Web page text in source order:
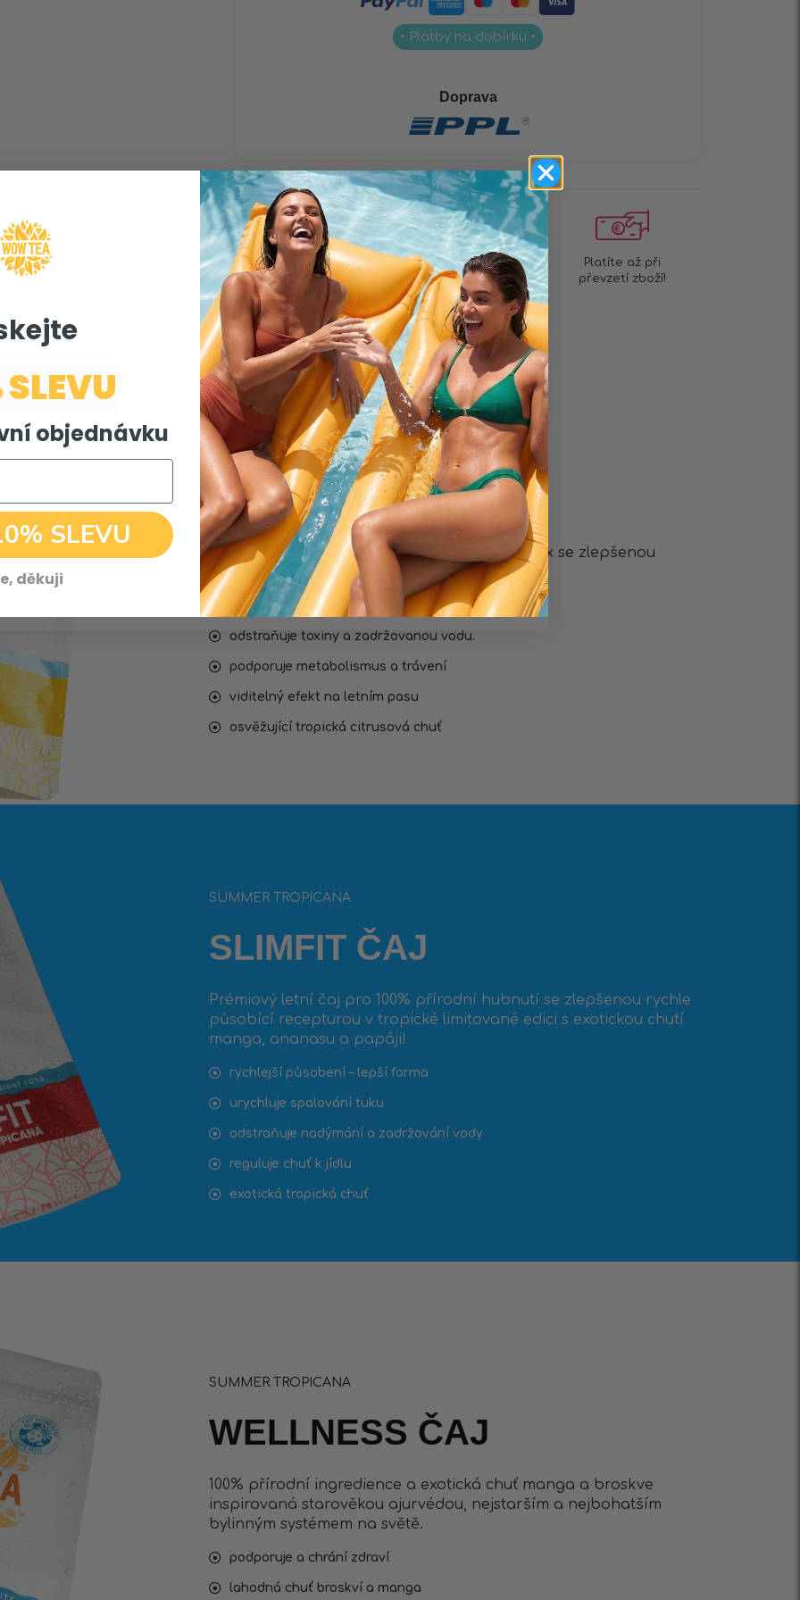
• Platby na dobírku •
Doprava
Doprava zdarma pro
objednávky nad 900
Doručení do 1-2 dnů!
Platíte až při
převzetí zboží!
SUMMER TROPICANA
DETOX ČAJ
Limitovaná letní edice pro 100% přírodní detox se zlepšenou
recepturou pro rychlejší účinek.
rychle působící summer detox
odstraňuje toxiny a zadržovanou vodu.
podporuje metabolismus a trávení
viditelný efekt na letním pasu
osvěžující tropická citrusová chuť
SUMMER TROPICANA
SLIMFIT ČAJ
Prémiový letní čaj pro 100% přírodní hubnutí se zlepšenou rychle
působící recepturou v tropické limitované edici s exotickou chutí
manga, ananasu a papáji!
rychlejší působení – lepší forma
urychluje spalování tuku
odstraňuje nadýmání a zadržování vody
reguluje chuť k jídlu
exotická tropická chuť
SUMMER TROPICANA
WELLNESS ČAJ
100% přírodní ingredience a exotická chuť manga a broskve
inspirovaná starověkou ajurvédou, nejstarším a nejbohatším
bylinným systémem na světě.
podporuje a chrání zdraví
lahodná chuť broskví a manga
objednávku
SLEVU
děkuji